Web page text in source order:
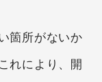
箇所がないか
れにより、開